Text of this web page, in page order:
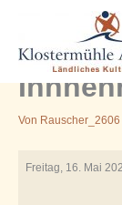
springen
BUIND
Von Rauscher_2606
Freitag, 16. Mai